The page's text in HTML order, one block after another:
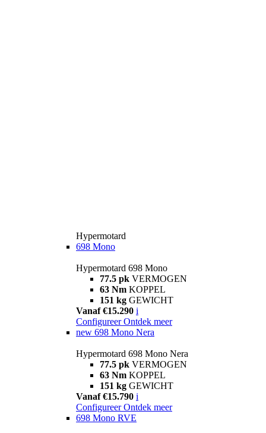
Hypermotard
698 Mono
Hypermotard 698 Mono
77.5 pk VERMOGEN
63 Nm KOPPEL
151 kg GEWICHT
Vanaf €15.290 i
Configureer Ontdek meer
new 698 Mono Nera
Hypermotard 698 Mono Nera
77.5 pk VERMOGEN
63 Nm KOPPEL
151 kg GEWICHT
Vanaf €15.790 i
Configureer Ontdek meer
698 Mono RVE